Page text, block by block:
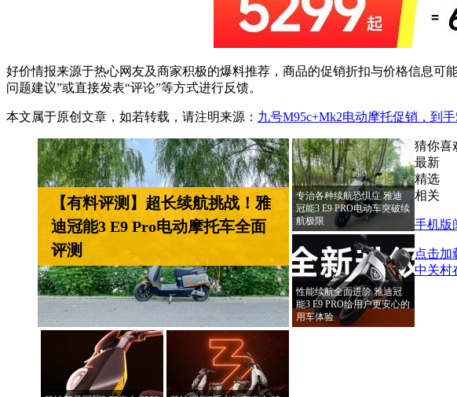
好价情报来源于热心网友及商家积极的爆料推荐，商品的促销折扣与价格信息可
问题建议”或直接发表“评论”等方式进行反馈。
本文属于原创文章，如若转载，请注明来源： 九号M95c+Mk2电动摩托促销，到手
【有料评测】超长续航挑战！雅
迪冠能3 E9 Pro电动摩托车全面
评测
专治各种续航恐惧症 雅迪
冠能3 E9 PRO电动车突破续
航极限
性能续航全面进阶 雅迪冠
能3 E9 PRO给用户更安心的
用车体验
猜你喜
最新
精选
相关
手机版
点击加
中关村